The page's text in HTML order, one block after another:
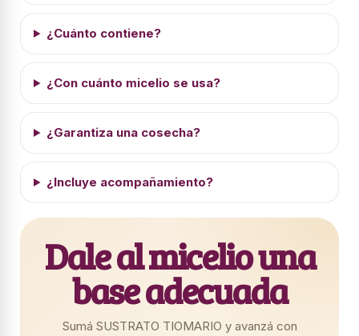
¿Cuánto contiene?
¿Con cuánto micelio se usa?
¿Garantiza una cosecha?
¿Incluye acompañamiento?
Dale al micelio una
base adecuada
Sumá SUSTRATO TIOMARIO y avanzá con